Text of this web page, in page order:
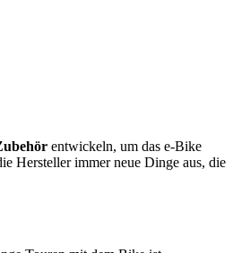
entwickeln, um das e-Bike
Hersteller immer neue Dinge aus, die